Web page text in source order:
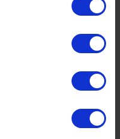
hals 170X6MM
werkdagen
+